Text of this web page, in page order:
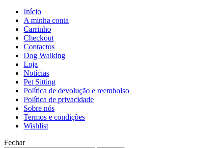
Início
A minha conta
Carrinho
Checkout
Contactos
Dog Walking
Loja
Notícias
Pet Sitting
Política de devolução e reembolso
Política de privacidade
Sobre nós
Termos e condições
Wishlist
Fechar